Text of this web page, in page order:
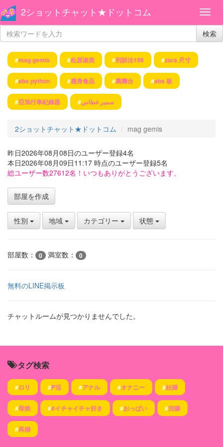
2ショットチャット★ドットコム
検索
#mag gemis #松原淑美 #刑訴法198 #zara 尺寸
#abs python #瘦身食品 #萬壽台 #abs 板
#亞旭行車紀錄器 #سمير غطاس
2ショットチャット★ドットコム mag gemis
昨日2026年08月08日のユーザー登録4名
本日2026年08月09日11:17 時点のユーザー登録5名
総ユーザー数27612名！いつもありがとうございます。
部屋を作成
性別 地域 カテゴリー 状態
部屋数： 0 満室数： 0
無料のLINE掲示板
チャットルームが見つかりませんでした。
タグ検索
#ロリ #P活 #アナル #オナニー #妊婦
#母娘 ##イチャイチャ好き #おっぱい #浣腸
#再婚